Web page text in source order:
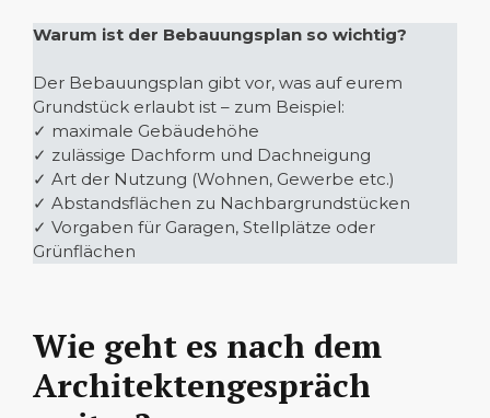
Warum ist der Bebauungsplan so wichtig?
Der Bebauungsplan gibt vor, was auf eurem
Grundstück erlaubt ist – zum Beispiel:
✓ maximale Gebäudehöhe
✓ zulässige Dachform und Dachneigung
✓ Art der Nutzung (Wohnen, Gewerbe etc.)
✓ Abstandsflächen zu Nachbargrundstücken
✓ Vorgaben für Garagen, Stellplätze oder
Grünflächen
Wie geht es nach dem
Architektengespräch